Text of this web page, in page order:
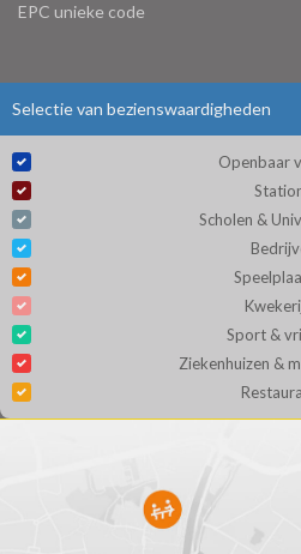
EPC unieke code
Selectie van bezienswaardigheden
Openbaar
Scholen &
Sport &
Ziekenhuizen &